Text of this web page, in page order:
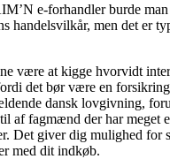
e-forhandler burde
handelsvilkår, men det er
være at kigge hvorvidt
det bør være en
dansk lovgivning,
af fagmænd der har meget
Det giver dig mulighed for
med dit indkøb.